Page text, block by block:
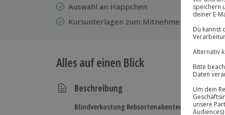
Auswahl an Häppchen
Kursunterlagen zum Mitnehmen
Alles auf einen Blick
Beschreibung
Blindverkostung Rebsortenabenteuer zu zweit